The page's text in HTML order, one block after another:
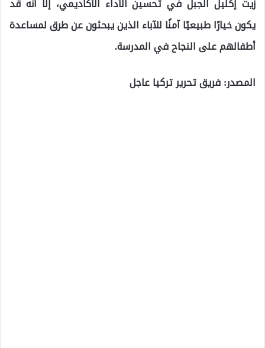
يكون خيارًا طبيعيًا آمنًا للآباء الذين يبحثون عن طرق لمساعدة
أطفالهم على النجاح في المدرسة.
المصدر: فريق تحرير تركيا عاجل